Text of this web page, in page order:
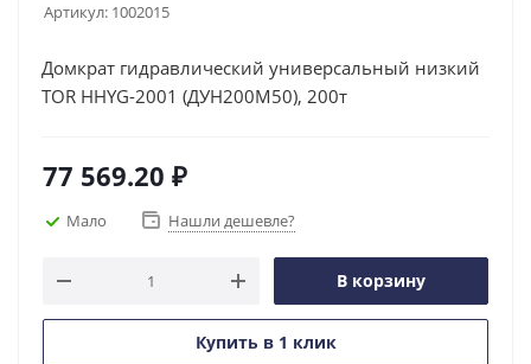
Артикул: 1002015
Домкрат гидравлический универсальный низкий
TOR HHYG-2001 (ДУН200М50), 200т
77 569.20 ₽
Мало Нашли дешевле?
В корзину
Купить в 1 клик